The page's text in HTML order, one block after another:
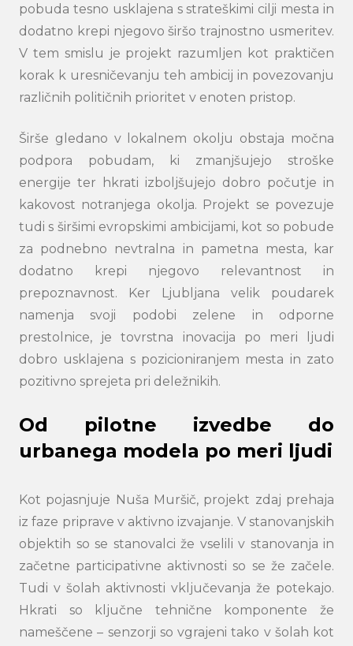
pobuda tesno usklajena s strateškimi cilji mesta in
dodatno krepi njegovo širšo trajnostno usmeritev.
V tem smislu je projekt razumljen kot praktičen
korak k uresničevanju teh ambicij in povezovanju
različnih političnih prioritet v enoten pristop.
Širše gledano v lokalnem okolju obstaja močna
podpora pobudam, ki zmanjšujejo stroške
energije ter hkrati izboljšujejo dobro počutje in
kakovost notranjega okolja. Projekt se povezuje
tudi s širšimi evropskimi ambicijami, kot so pobude
za podnebno nevtralna in pametna mesta, kar
dodatno krepi njegovo relevantnost in
prepoznavnost. Ker Ljubljana velik poudarek
namenja svoji podobi zelene in odporne
prestolnice, je tovrstna inovacija po meri ljudi
dobro usklajena s pozicioniranjem mesta in zato
pozitivno sprejeta pri deležnikih.
Od pilotne izvedbe do
urbanega modela po meri ljudi
Kot pojasnjuje Nuša Muršič, projekt zdaj prehaja
iz faze priprave v aktivno izvajanje. V stanovanjskih
objektih so se stanovalci že vselili v stanovanja in
začetne participativne aktivnosti so se že začele.
Tudi v šolah aktivnosti vključevanja že potekajo.
Hkrati so ključne tehnične komponente že
nameščene – senzorji so vgrajeni tako v šolah kot